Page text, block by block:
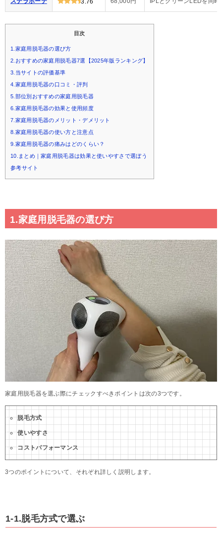
3.76
目次
1.家庭用脱毛器の選び方
2.おすすめの家庭用脱毛器7選【2025年版ランキング】
3.当サイトの評価基準
4.家庭用脱毛器の口コミ・評判
5.部位別おすすめの家庭用脱毛器
6.家庭用脱毛器の効果と使用頻度
7.家庭用脱毛器のメリット・デメリット
8.家庭用脱毛器の使い方と注意点
9.家庭用脱毛器の痛みはどのくらい？
10.まとめ｜家庭用脱毛器は効果と使いやすさで選ぼう
参考サイト
1.家庭用脱毛器の選び方
家庭用脱毛器を選ぶ際にチェックすべきポイントは次の3つです。
脱毛方式
使いやすさ
コストパフォーマンス
3つのポイントについて、それぞれ詳しく説明します。
1-1.脱毛方式で選ぶ